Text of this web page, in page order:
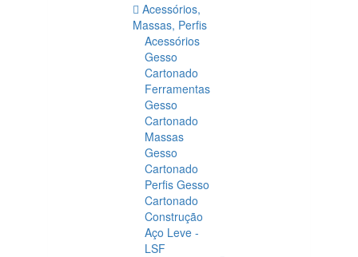
Acessórios,
Massas, Perfis
Acessórios
Gesso
Cartonado
Ferramentas
Gesso
Cartonado
Massas
Gesso
Cartonado
Perfis Gesso
Cartonado
Construção
Aço Leve -
LSF